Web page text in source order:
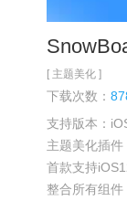
[ 主题美化 ]
下载次数：
支持版本：
主题美化插
首款支持
整合所有组